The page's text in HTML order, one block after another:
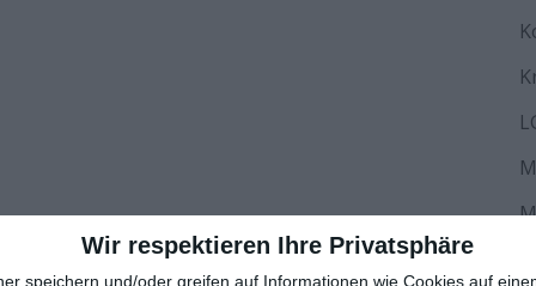
Wir respektieren Ihre Privatsphäre
speichern und/oder greifen auf Informationen wie Cookies auf